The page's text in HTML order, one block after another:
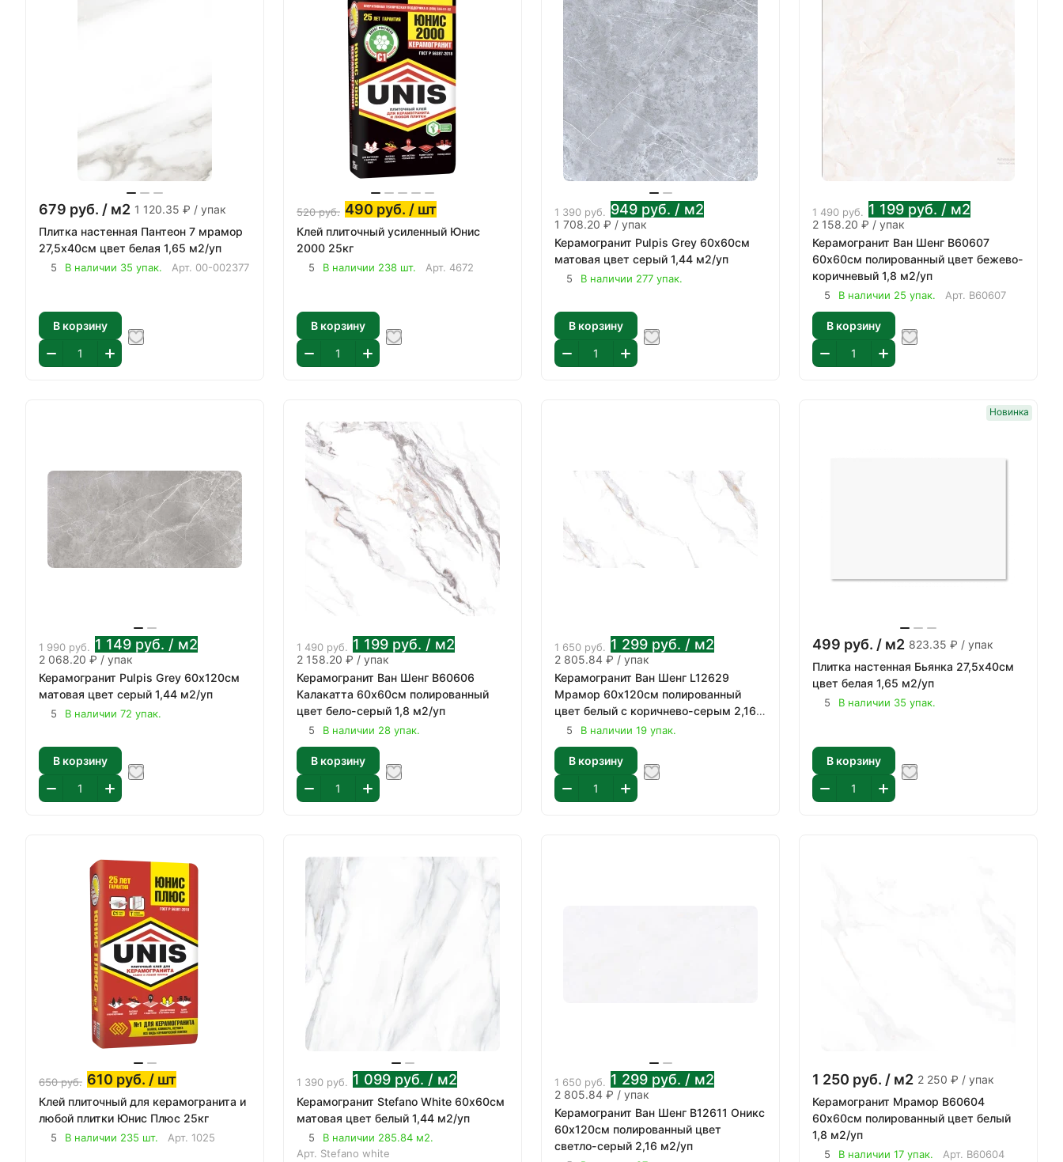
679 руб. / м2 1 120.35 ₽ / упак
Плитка настенная Пантеон 7 мрамор
27,5х40см цвет белая 1,65 м2/уп
5 В наличии 35 упак. Арт. 00-002377
В корзину
520руб. 490 руб. / шт
Клей плиточный усиленный Юнис
2000 25кг
5 В наличии 238 шт. Арт. 4672
В корзину
1 390 руб. 949 руб. / м2
1 708.20 ₽ / упак
Керамогранит Pulpis Grey 60х60см
матовая цвет серый 1,44 м2/уп
5 В наличии 277 упак.
В корзину
1 490 руб. 1 199 руб. / м2
2 158.20 ₽ / упак
Керамогранит Ван Шенг В60607
60х60см полированный цвет бежево-
коричневый 1,8 м2/уп
5 В наличии 25 упак. Арт. В60607
В корзину
1 990 руб. 1 149 руб. / м2
2 068.20 ₽ / упак
Керамогранит Pulpis Grey 60х120см
матовая цвет серый 1,44 м2/уп
5 В наличии 72 упак.
В корзину
1 490 руб. 1 199 руб. / м2
2 158.20 ₽ / упак
Керамогранит Ван Шенг В60606
Калакатта 60х60см полированный
цвет бело-серый 1,8 м2/уп
5 В наличии 28 упак.
В корзину
1 650 руб. 1 299 руб. / м2
2 805.84 ₽ / упак
Керамогранит Ван Шенг L12629
Мрамор 60х120см полированный
цвет белый с коричнево-серым 2,16
м2/уп
5 В наличии 19 упак.
В корзину
Новинка
499 руб. / м2 823.35 ₽ / упак
Плитка настенная Бьянка 27,5х40см
цвет белая 1,65 м2/уп
5 В наличии 35 упак.
В корзину
650руб. 610 руб. / шт
Клей плиточный для керамогранита и
любой плитки Юнис Плюс 25кг
5 В наличии 235 шт. Арт. 1025
1 390 руб. 1 099 руб. / м2
Керамогранит Stefano White 60х60см
матовая цвет белый 1,44 м2/уп
5
В наличии 285.84 м2.
Арт. Stefano white
1 650 руб. 1 299 руб. / м2
2 805.84 ₽ / упак
Керамогранит Ван Шенг B12611 Оникс
60х120см полированный цвет
светло-серый 2,16 м2/уп
1 250 руб. / м2 2 250 ₽ / упак
Керамогранит Мрамор B60604
60х60см полированный цвет белый
1,8 м2/уп
5 В наличии 17 упак. Арт. B60604